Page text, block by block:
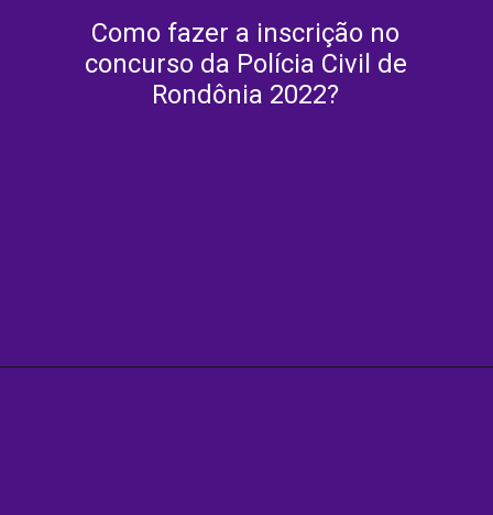
Como fazer a inscrição no
concurso da Polícia Civil de
Rondônia 2022?